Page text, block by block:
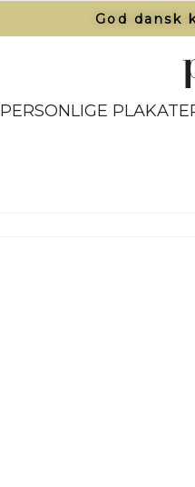
God dansk
PERSONLIGE